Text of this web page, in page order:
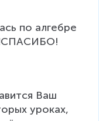
по алгебре
Ваш
уроках,